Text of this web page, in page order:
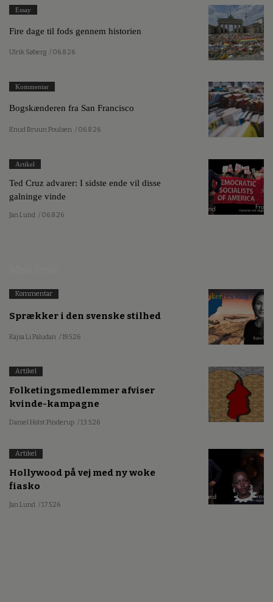
Essay
Fire dage til fods gennem historien
Ulrik Søberg / 06.8.26
Kommentar
Bogskænderen fra San Francisco
Knud Bruun Poulsen / 06.8.26
Artikel
Ted Cruz advarer: I sidste ende vil disse
galninge vinde
Jan Lund / 06.8.26
Kommentar
Sprækker i den svenske stilhed
Kajsa Li Paludan / 19.5.26
Artikel
Folketingsmedlemmer afviser
kvinde-kampagne
Daniel Holst Pinderup / 13.5.26
Artikel
Hollywood på vej med ny woke
fiasko
Jan Lund / 17.5.26